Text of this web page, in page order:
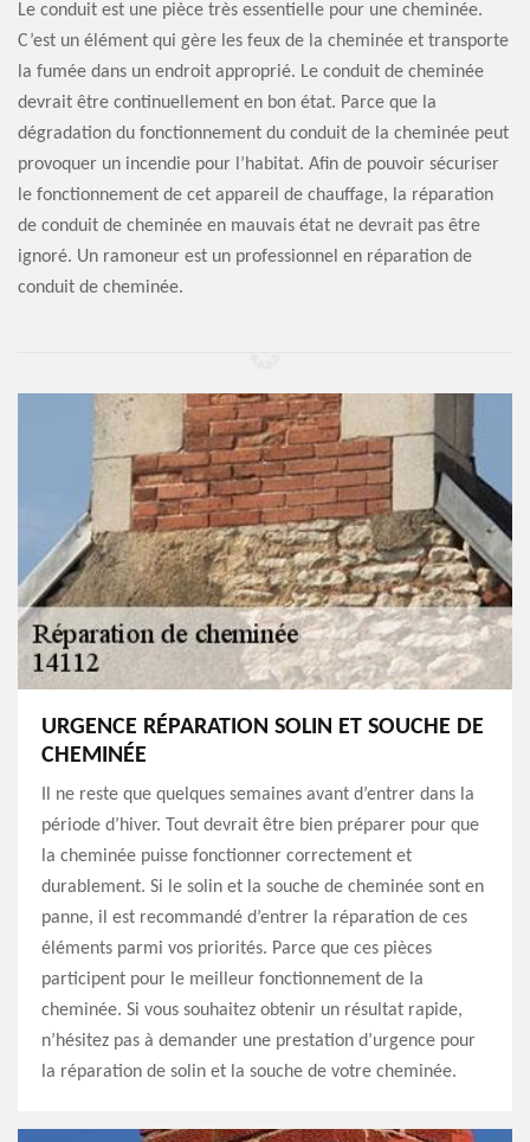
Le conduit est une pièce très essentielle pour une cheminée.
C’est un élément qui gère les feux de la cheminée et transporte
la fumée dans un endroit approprié. Le conduit de cheminée
devrait être continuellement en bon état. Parce que la
dégradation du fonctionnement du conduit de la cheminée peut
provoquer un incendie pour l’habitat. Afin de pouvoir sécuriser
le fonctionnement de cet appareil de chauffage, la réparation
de conduit de cheminée en mauvais état ne devrait pas être
ignoré. Un ramoneur est un professionnel en réparation de
conduit de cheminée.
URGENCE RÉPARATION SOLIN ET SOUCHE DE
CHEMINÉE
Il ne reste que quelques semaines avant d’entrer dans la
période d’hiver. Tout devrait être bien préparer pour que
la cheminée puisse fonctionner correctement et
durablement. Si le solin et la souche de cheminée sont en
panne, il est recommandé d’entrer la réparation de ces
éléments parmi vos priorités. Parce que ces pièces
participent pour le meilleur fonctionnement de la
cheminée. Si vous souhaitez obtenir un résultat rapide,
n’hésitez pas à demander une prestation d’urgence pour
la réparation de solin et la souche de votre cheminée.